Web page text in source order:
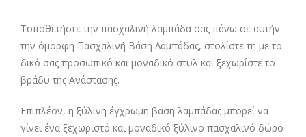
Τοποθετήστε την πασχαλινή λαμπάδα σας πάνω σε αυτήν
την όμορφη Πασχαλινή Βάση Λαμπάδας, στολίστε τη με το
δικό σας προσωπικό και μοναδικό στυλ και ξεχωρίστε το
βράδυ της Ανάστασης.
Επιπλέον, η ξύλινη έγχρωμη βάση λαμπάδας μπορεί να
γίνει ένα ξεχωριστό και μοναδικό ξύλινο πασχαλινό δώρο